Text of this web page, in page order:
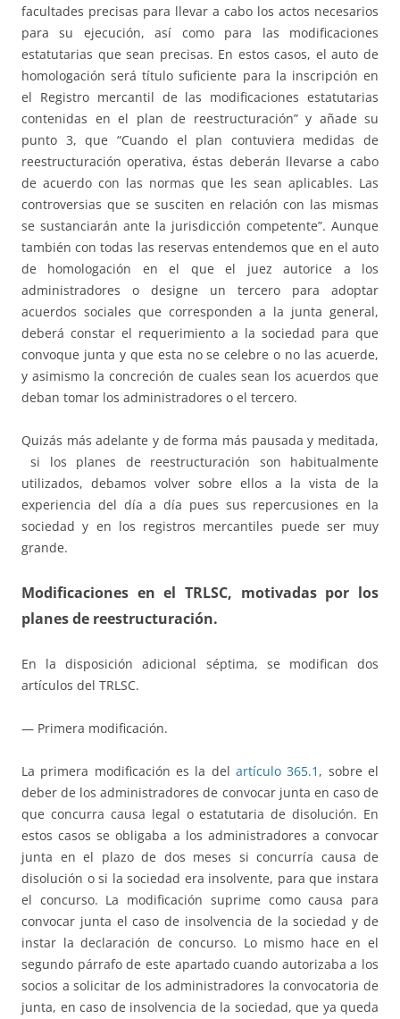
facultades precisas para llevar a cabo los actos necesarios
para su ejecución, así como para las modificaciones
estatutarias que sean precisas. En estos casos, el auto de
homologación será título suficiente para la inscripción en
el Registro mercantil de las modificaciones estatutarias
contenidas en el plan de reestructuración” y añade su
punto 3, que “Cuando el plan contuviera medidas de
reestructuración operativa, éstas deberán llevarse a cabo
de acuerdo con las normas que les sean aplicables. Las
controversias que se susciten en relación con las mismas
se sustanciarán ante la jurisdicción competente”. Aunque
también con todas las reservas entendemos que en el auto
de homologación en el que el juez autorice a los
administradores o designe un tercero para adoptar
acuerdos sociales que corresponden a la junta general,
deberá constar el requerimiento a la sociedad para que
convoque junta y que esta no se celebre o no las acuerde,
y asimismo la concreción de cuales sean los acuerdos que
deban tomar los administradores o el tercero.
Quizás más adelante y de forma más pausada y meditada,
si los planes de reestructuración son habitualmente
utilizados, debamos volver sobre ellos a la vista de la
experiencia del día a día pues sus repercusiones en la
sociedad y en los registros mercantiles puede ser muy
grande.
Modificaciones en el TRLSC, motivadas por los
planes de reestructuración.
En la disposición adicional séptima, se modifican dos
artículos del TRLSC.
— Primera modificación.
La primera modificación es la del artículo 365.1 , sobre el
deber de los administradores de convocar junta en caso de
que concurra causa legal o estatutaria de disolución. En
estos casos se obligaba a los administradores a convocar
junta en el plazo de dos meses si concurría causa de
disolución o si la sociedad era insolvente, para que instara
el concurso. La modificación suprime como causa para
convocar junta el caso de insolvencia de la sociedad y de
instar la declaración de concurso. Lo mismo hace en el
segundo párrafo de este apartado cuando autorizaba a los
socios a solicitar de los administradores la convocatoria de
junta, en caso de insolvencia de la sociedad, que ya queda